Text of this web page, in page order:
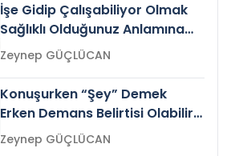
İşe Gidip Çalışabiliyor Olmak
Sağlıklı Olduğunuz Anlamına
Gelir mi?Zeynep GÜÇLÜCAN
Konuşurken “Şey” Demek
Erken Demans Belirtisi Olabilir
mi?
Zeynep GÜÇLÜCAN